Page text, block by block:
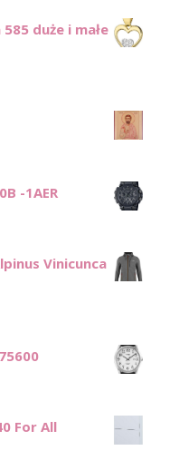
duże i małe
-1AER
Vinicunca
For All